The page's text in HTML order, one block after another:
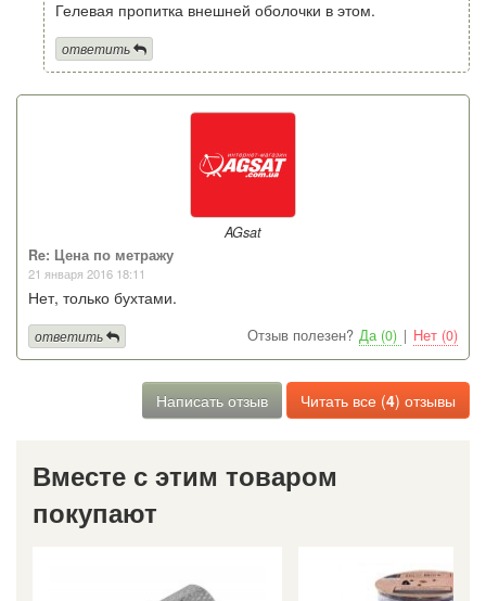
Гелевая пропитка внешней оболочки в этом.
ответить
AGsat
Re: Цена по метражу
21 января 2016 18:11
Нет, только бухтами.
Отзыв полезен? Да (0) | Нет (0)
ответить
Написать отзыв Читать все (4) отзывы
Вместе с этим товаром
покупают